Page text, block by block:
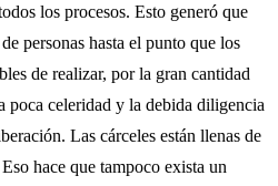
los procesos. Esto generó que
personas hasta el punto que los
de realizar, por la gran cantidad
poca celeridad y la debida diligencia
Las cárceles están llenas de
hace que tampoco exista un